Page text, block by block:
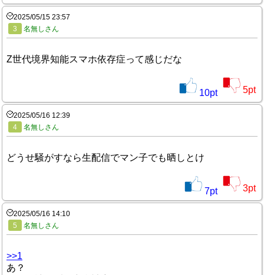
2025/05/15 23:57
3
名無しさん
Z世代境界知能スマホ依存症って感じだな
10pt 5pt
2025/05/16 12:39
4
名無しさん
どうせ騒がすなら生配信でマン子でも晒しとけ
7pt 3pt
2025/05/16 14:10
5
名無しさん
>>1
あ？